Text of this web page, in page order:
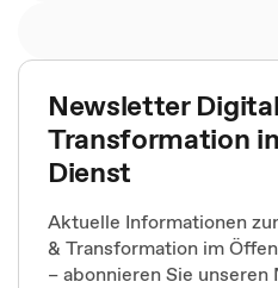
Newsletter
Transformation
Dienst
Aktuelle Informationen
& Transformation im
– abonnieren Sie unseren